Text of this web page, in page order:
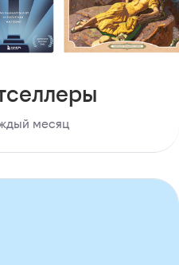
месяц